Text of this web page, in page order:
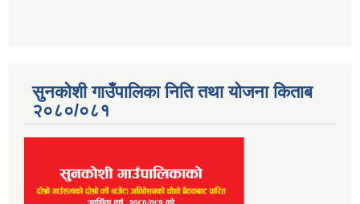
सुनकोशी गाउँपालिका निति तथा योजना किताब
२०८०/०८१